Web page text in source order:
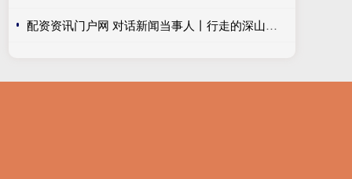
配资资讯门户网 对话新闻当事人丨行走的深山照相馆 为山里老人留住岁月里的光